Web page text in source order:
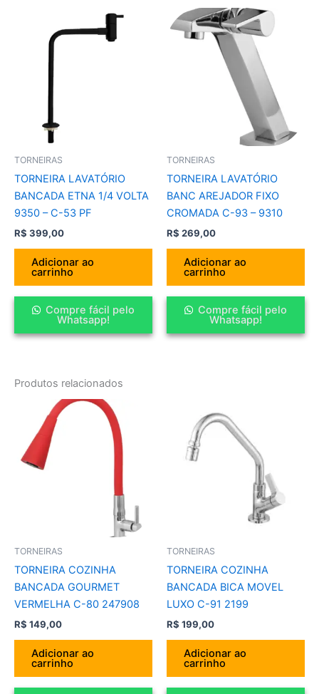
TORNEIRAS
TORNEIRA LAVATÓRIO
BANCADA ETNA 1/4 VOLTA
9350 – C-53 PF
R$ 399,00
Adicionar ao
carrinho
Compre fácil pelo
Whatsapp!
TORNEIRAS
TORNEIRA LAVATÓRIO
BANC AREJADOR FIXO
CROMADA C-93 – 9310
R$ 269,00
Adicionar ao
carrinho
Compre fácil pelo
Whatsapp!
Produtos relacionados
TORNEIRAS
TORNEIRA COZINHA
BANCADA GOURMET
VERMELHA C-80 247908
R$ 149,00
Adicionar ao
carrinho
TORNEIRAS
TORNEIRA COZINHA
BANCADA BICA MOVEL
LUXO C-91 2199
R$ 199,00
Adicionar ao
carrinho